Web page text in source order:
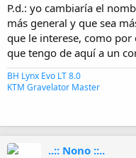
P.d.: yo cambiaría el
más general y que sea
que le interese, como por
que tengo de aquí a un
BH Lynx Evo LT 8.0
KTM Gravelator Master
..:: Nono ::..